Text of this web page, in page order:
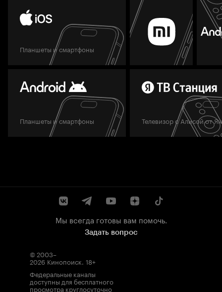
Планшеты и смартфоны
Планшеты и смартфоны Телевизор с Алисой от
Мы всегда готовы вам помочь.
Задать вопрос
© 2003–
2026 Кинопоиск. 18+
Федеральные каналы
доступны для бесплатного
просмотра круглосуточно